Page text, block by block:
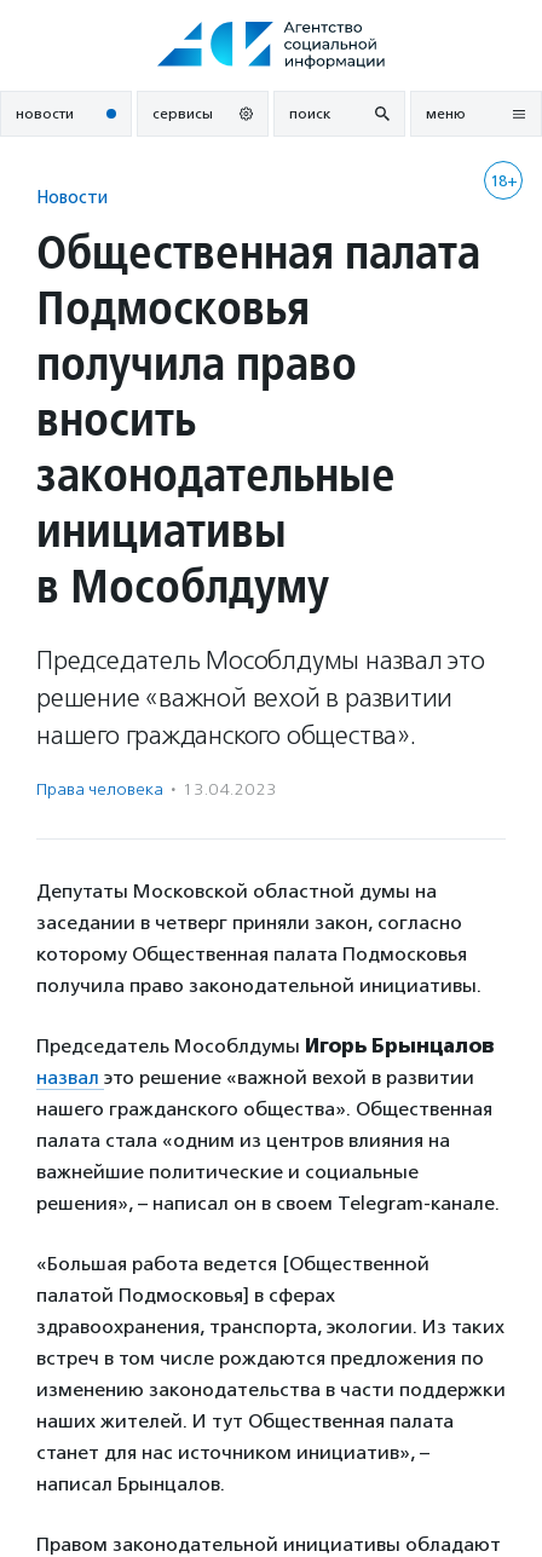
новости сервисы поиск меню
18+
Новости
Общественная палата
Подмосковья
получила право
вносить
законодательные
инициативы
в Мособлдуму
Председатель Мособлдумы назвал это
решение «важной вехой в развитии
нашего гражданского общества».
Права человека · 13.04.2023
Депутаты Московской областной думы на
заседании в четверг приняли закон, согласно
которому Общественная палата Подмосковья
получила право законодательной инициативы.
Председатель Мособлдумы Игорь Брынцалов
назвал это решение «важной вехой в развитии
нашего гражданского общества». Общественная
палата стала «одним из центров влияния на
важнейшие политические и социальные
решения», – написал он в своем Telegram-канале.
«Большая работа ведется [Общественной
палатой Подмосковья] в сферах
здравоохранения, транспорта, экологии. Из таких
встреч в том числе рождаются предложения по
изменению законодательства в части поддержки
наших жителей. И тут Общественная палата
станет для нас источником инициатив», –
написал Брынцалов.
Правом законодательной инициативы обладают